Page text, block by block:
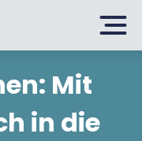
Mit
in die